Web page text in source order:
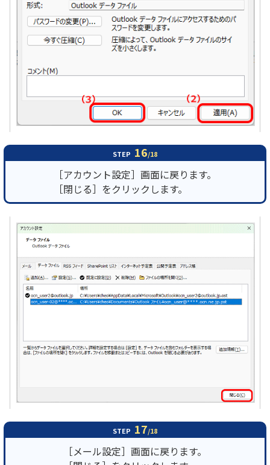
STEP 16/18
［アカウント設定］画面に戻ります。
［閉じる］をクリックします。
STEP 17/18
［メール設定］画面に戻ります。